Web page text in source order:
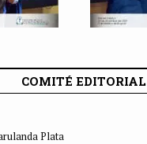
COMITÉ EDITORIAL
Plata